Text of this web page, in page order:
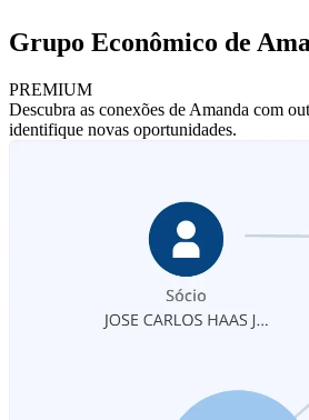
Grupo Econômico de
PREMIUM
Descubra as conexões de Amanda com
identifique novas oportunidades.